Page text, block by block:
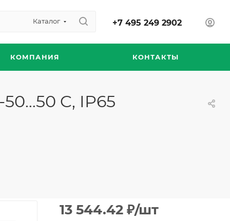
Каталог +7 495 249 2902
КОМПАНИЯ КОНТАКТЫ
C, IP65
13 544.42 ₽/шт